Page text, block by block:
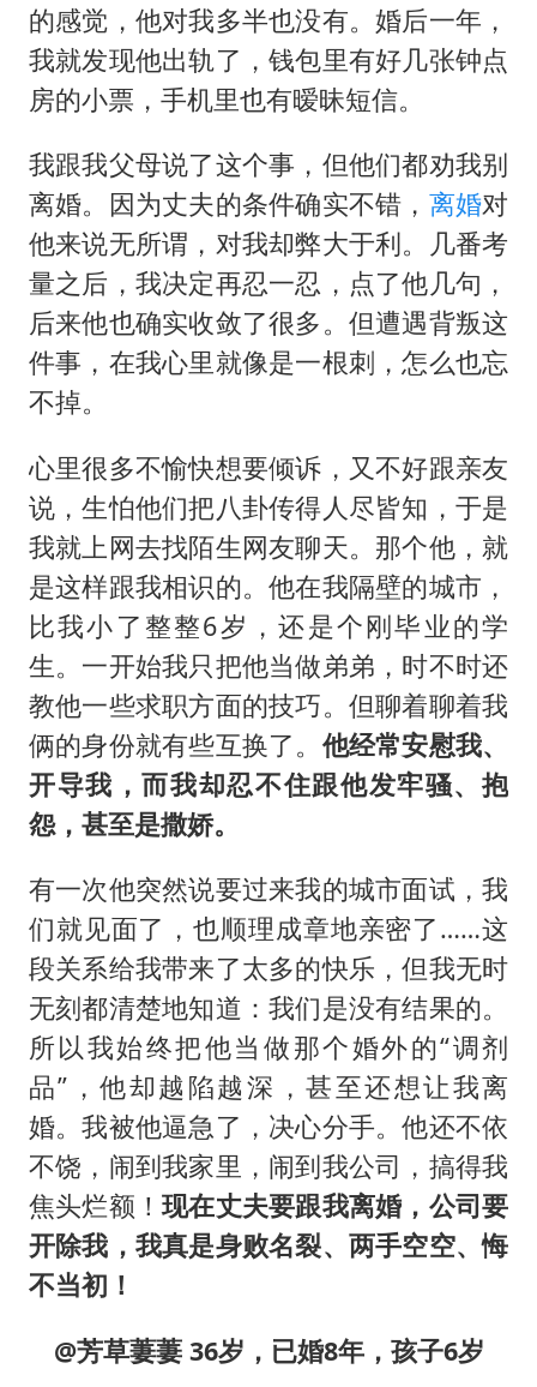
的感觉，他对我多半也没有。婚后一年，
我就发现他出轨了，钱包里有好几张钟点
房的小票，手机里也有暧昧短信。
我跟我父母说了这个事，但他们都劝我别
离婚。因为丈夫的条件确实不错， 离婚对
他来说无所谓，对我却弊大于利。几番考
量之后，我决定再忍一忍，点了他几句，
后来他也确实收敛了很多。但遭遇背叛这
件事，在我心里就像是一根刺，怎么也忘
不掉。
心里很多不愉快想要倾诉，又不好跟亲友
说，生怕他们把八卦传得人尽皆知，于是
我就上网去找陌生网友聊天。那个他，就
是这样跟我相识的。他在我隔壁的城市，
比我小了整整6岁，还是个刚毕业的学
生。一开始我只把他当做弟弟，时不时还
教他一些求职方面的技巧。但聊着聊着我
俩的身份就有些互换了。 他经常安慰我、
开导我，而我却忍不住跟他发牢骚、抱
怨，甚至是撒娇。
有一次他突然说要过来我的城市面试，我
们就见面了，也顺理成章地亲密了……这
段关系给我带来了太多的快乐，但我无时
无刻都清楚地知道：我们是没有结果的。
所以我始终把他当做那个婚外的“调剂
品”，他却越陷越深，甚至还想让我离
婚。我被他逼急了，决心分手。他还不依
不饶，闹到我家里，闹到我公司，搞得我
焦头烂额！现在丈夫要跟我离婚，公司要
开除我，我真是身败名裂、两手空空、悔
不当初！
@芳草萋萋 36岁，已婚8年，孩子6岁